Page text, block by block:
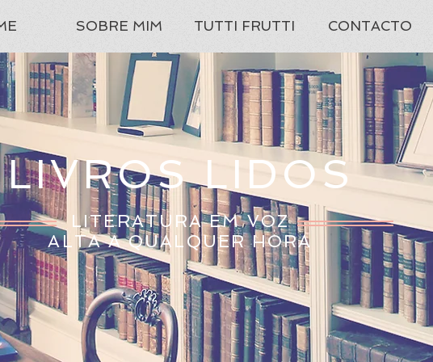
SOBRE MIM TUTTI FRUTTI CONTACTO
LIVROS LIDOS
LITERATURA EM VOZ
ALTA A QUALQUER HORA